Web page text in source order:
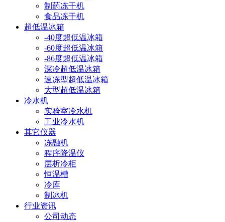
制药冻干机
食品冻干机
超低温冰箱
-40度超低温冰箱
-60度超低温冰箱
-86度超低温冰箱
深冷超低温冰箱
速冻型超低温冰箱
大型超低温冰箱
冷水机
实验室冷水机
工业冷水机
其它仪器
冻融机
程序降温仪
层析冷柜
恒温槽
冷库
制冰机
行业资讯
公司动态